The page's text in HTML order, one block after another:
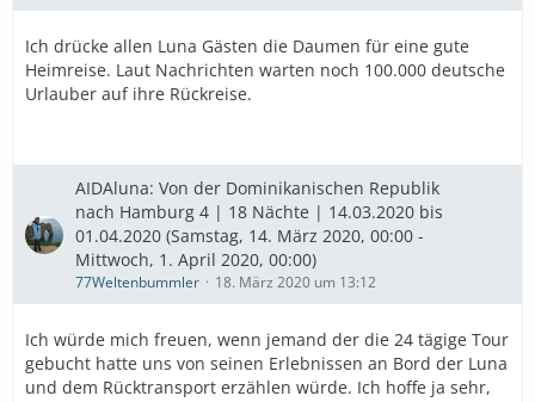
Ich drücke allen Luna Gästen die Daumen für eine gute
Heimreise. Laut Nachrichten warten noch 100.000 deutsche
Urlauber auf ihre Rückreise.
AIDAluna: Von der Dominikanischen Republik
nach Hamburg 4 | 18 Nächte | 14.03.2020 bis
01.04.2020 (Samstag, 14. März 2020, 00:00 -
Mittwoch, 1. April 2020, 00:00)
77Weltenbummler 18. März 2020 um 13:12
Ich würde mich freuen, wenn jemand der die 24 tägige Tour
gebucht hatte uns von seinen Erlebnissen an Bord der Luna
und dem Rücktransport erzählen würde. Ich hoffe ja sehr,